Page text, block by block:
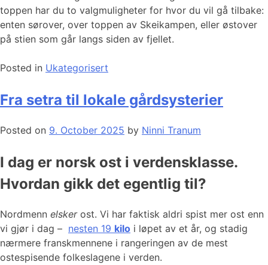
toppen har du to valgmuligheter for hvor du vil gå tilbake:
enten sørover, over toppen av Skeikampen, eller østover
på stien som går langs siden av fjellet.
Posted in Ukategorisert
Fra setra til lokale gårdsysterier
Posted on 9. October 2025 by Ninni Tranum
I dag er norsk ost i verdensklasse.
Hvordan gikk det egentlig til?
Nordmenn elskerost. Vi har faktisk aldri spist mer ost enn
vi gjør i dag – nesten 19 kilo i løpet av et år, og stadig
nærmere franskmennene i rangeringen av de mest
ostespisende folkeslagene i verden.